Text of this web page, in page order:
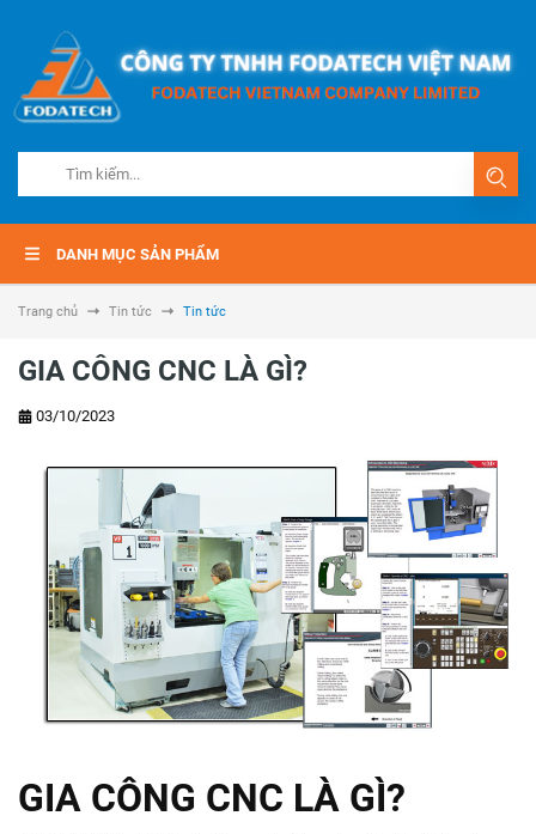
DANH MỤC SẢN PHẨM
Trang chủ Tin tức Tin tức
GIA CÔNG CNC LÀ GÌ?
03/10/2023
GIA CÔNG CNC LÀ GÌ?